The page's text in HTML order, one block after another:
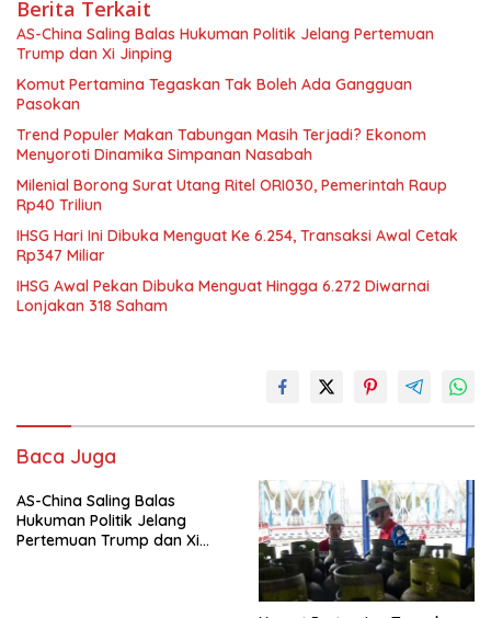
Berita Terkait
AS-China Saling Balas Hukuman Politik Jelang Pertemuan
Trump dan Xi Jinping
Komut Pertamina Tegaskan Tak Boleh Ada Gangguan
Pasokan
Trend Populer Makan Tabungan Masih Terjadi? Ekonom
Menyoroti Dinamika Simpanan Nasabah
Milenial Borong Surat Utang Ritel ORI030, Pemerintah Raup
Rp40 Triliun
IHSG Hari Ini Dibuka Menguat Ke 6.254, Transaksi Awal Cetak
Rp347 Miliar
IHSG Awal Pekan Dibuka Menguat Hingga 6.272 Diwarnai
Lonjakan 318 Saham
Baca Juga
AS-China Saling Balas
Hukuman Politik Jelang
Pertemuan Trump dan Xi